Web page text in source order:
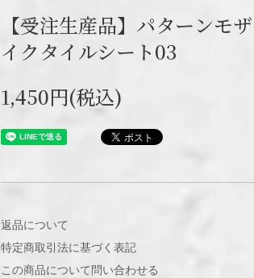
【受注生産品】パターンモザ
イクタイルシート03
1,450円(税込)
返品について
特定商取引法に基づく表記
この商品について問い合わせる